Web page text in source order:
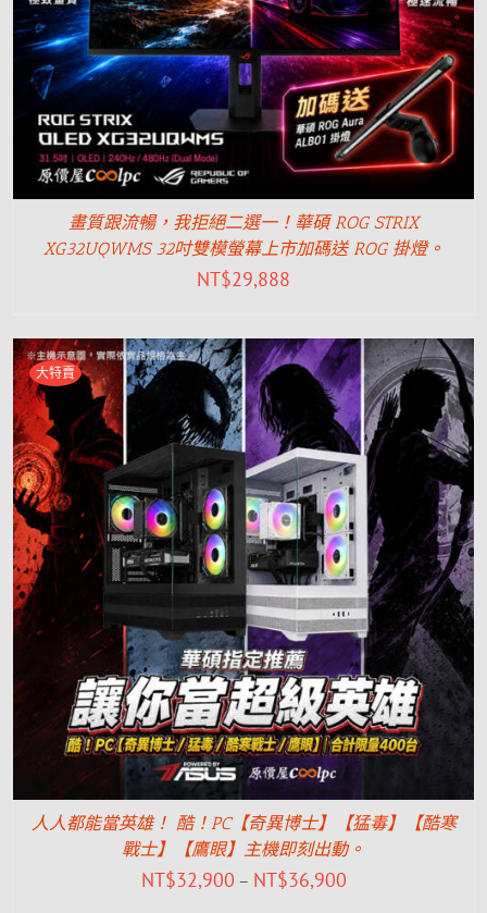
畫質跟流暢，我拒絕二選一！華碩 ROG STRIX
XG32UQWMS 32吋雙模螢幕上市加碼送 ROG 掛燈。
NT$29,888
大特賣
人人都能當英雄！ 酷！PC【奇異博士】【猛毒】【酷寒
戰士】【鷹眼】主機即刻出動。
NT$32,900 – NT$36,900